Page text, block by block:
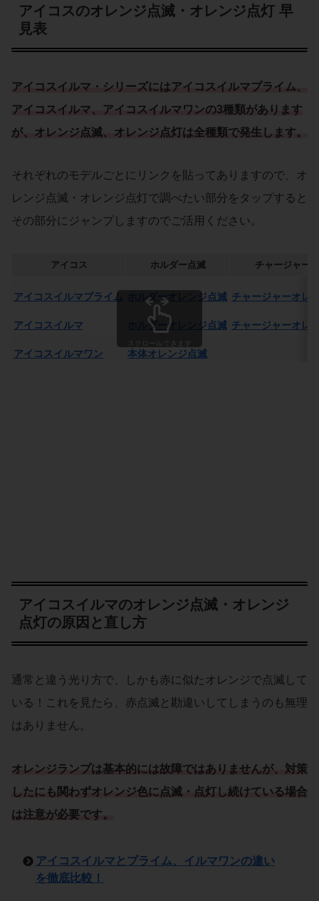
アイコスのオレンジ点滅・オレンジ点灯 早
見表
アイコスイルマ・シリーズにはアイコスイルマプライム、
アイコスイルマ、 アイコスイルマワンの3種類があります
が、オレンジ点滅、オレンジ点灯は全種類で発生します。
それぞれのモデルごとにリンクを貼ってありますので、オ
レンジ点滅・オレンジ点灯で調べたい部分をタップすると
その部分にジャンプしますのでご活用ください。
アイコス ホルダー点滅 チャージャー
アイコスイルマプライム ホルダーオレンジ点滅 チャージャーオレ
アイコスイルマ ホルダーオレンジ点滅 チャージャーオレ
アイコスイルマワン 本体オレンジ点滅
スクロールできます
アイコスイルマのオレンジ点滅・オレンジ
点灯の原因と直し方
通常と違う光り方で、しかも赤に似たオレンジで点滅して
いる！これを見たら、赤点滅と勘違いしてしまうのも無理
はありません。
オレンジランプは基本的には故障ではありませんが、対策
したにも関わずオレンジ色に点滅・点灯し続けている場合
は注意が必要です。
アイコスイルマとプライム、イルマワンの違い
を徹底比較！